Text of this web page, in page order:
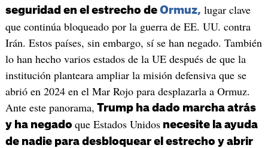
seguridad en el estrecho de Ormuz, lugar clave
que continúa bloqueado por la guerra de EE. UU. contra
Irán. Estos países, sin embargo, sí se han negado. También
lo han hecho varios estados de la UE después de que la
institución planteara ampliar la misión defensiva que se
abrió en 2024 en el Mar Rojo para desplazarla a Ormuz.
Ante este panorama, Trump ha dado marcha atrás
y ha negado que Estados Unidosnecesite la ayuda
de nadie para desbloquear el estrecho y abrir